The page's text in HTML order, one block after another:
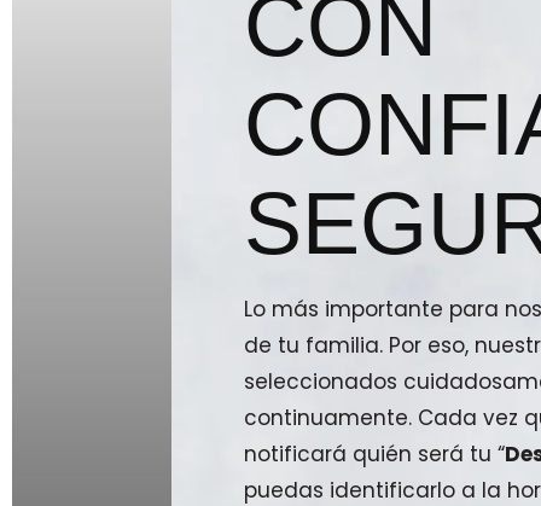
CON
Lo más importante para
de tu familia. Por eso,
seleccionados
continuamente. Cada vez
notificará quién será tu “
puedas identificarlo a la